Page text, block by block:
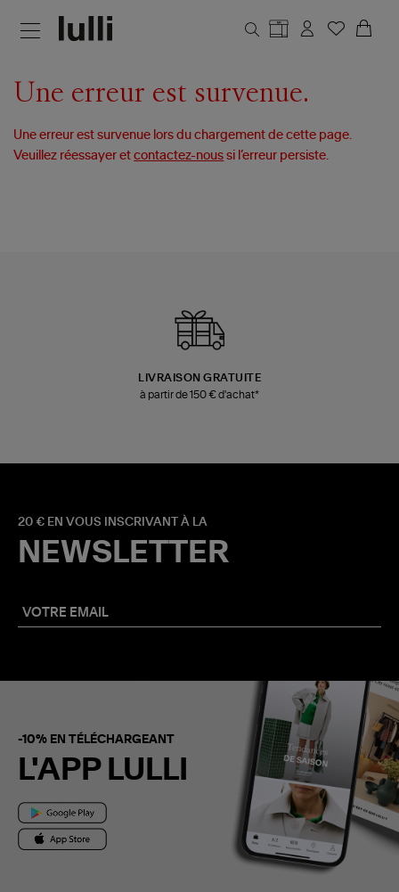
Une erreur est survenue.
Une erreur est survenue lors du chargement de cette page.
Veuillez réessayer etcontactez-nous si l’erreur persiste.
LIVRAISON GRATUITE
à partir de 150 € d'achat*
20 € EN VOUS INSCRIVANT À LA
NEWSLETTER
-10% EN TÉLÉCHARGEANT
L'APP LULLI